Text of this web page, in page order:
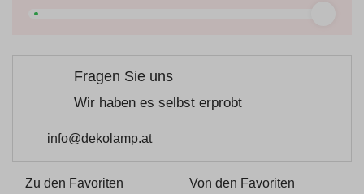
Fragen Sie uns
Wir haben es selbst erprobt
info@dekolamp.at
Zu den Favoriten
Von den Favoriten